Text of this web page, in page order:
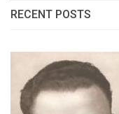
RECENT POSTS